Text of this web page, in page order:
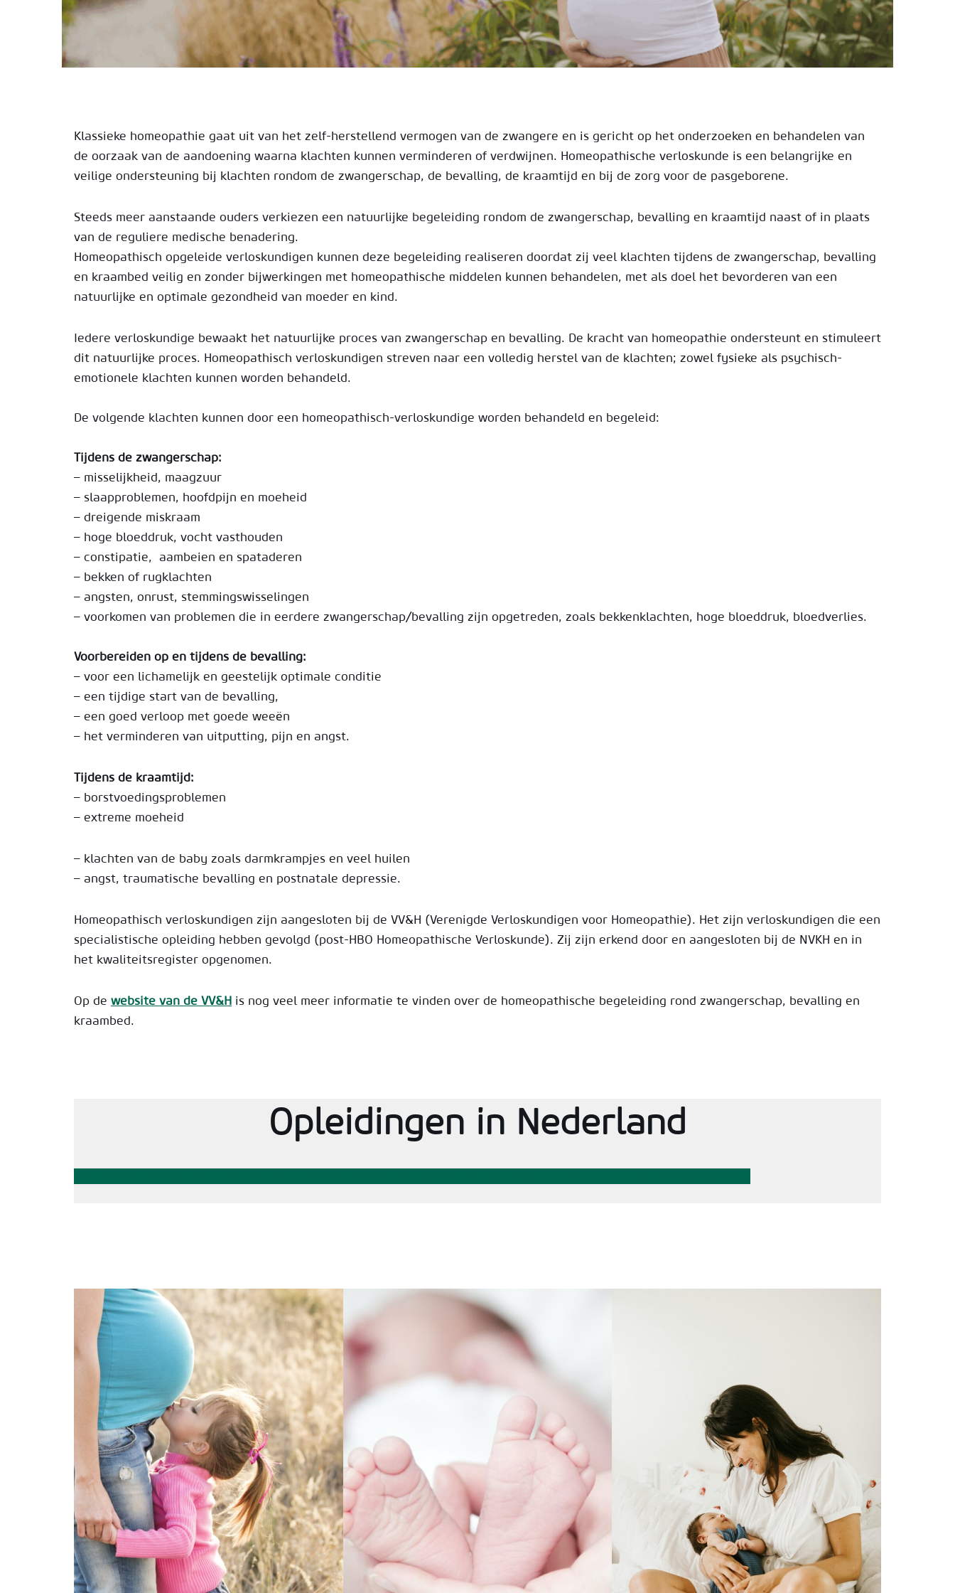
Klassieke homeopathie gaat uit van het zelf-herstellend vermogen van de zwangere en is gericht op het onderzoeken en behandelen van
de oorzaak van de aandoening waarna klachten kunnen verminderen of verdwijnen. Homeopathische verloskunde is een belangrijke en
veilige ondersteuning bij klachten rondom de zwangerschap, de bevalling, de kraamtijd en bij de zorg voor de pasgeborene.
Steeds meer aanstaande ouders verkiezen een natuurlijke begeleiding rondom de zwangerschap, bevalling en kraamtijd naast of in plaats
van de reguliere medische benadering.
Homeopathisch opgeleide verloskundigen kunnen deze begeleiding realiseren doordat zij veel klachten tijdens de zwangerschap, bevalling
en kraambed veilig en zonder bijwerkingen met homeopathische middelen kunnen behandelen, met als doel het bevorderen van een
natuurlijke en optimale gezondheid van moeder en kind.
Iedere verloskundige bewaakt het natuurlijke proces van zwangerschap en bevalling. De kracht van homeopathie ondersteunt en stimuleert
dit natuurlijke proces. Homeopathisch verloskundigen streven naar een volledig herstel van de klachten; zowel fysieke als psychisch-
emotionele klachten kunnen worden behandeld.
De volgende klachten kunnen door een homeopathisch-verloskundige worden behandeld en begeleid:
Tijdens de zwangerschap:
– misselijkheid, maagzuur
– slaapproblemen, hoofdpijn en moeheid
– dreigende miskraam
– hoge bloeddruk, vocht vasthouden
– constipatie, aambeien en spataderen
– bekken of rugklachten
– angsten, onrust, stemmingswisselingen
– voorkomen van problemen die in eerdere zwangerschap/bevalling zijn opgetreden, zoals bekkenklachten, hoge bloeddruk, bloedverlies.
Voorbereiden op en tijdens de bevalling:
– voor een lichamelijk en geestelijk optimale conditie
– een tijdige start van de bevalling,
– een goed verloop met goede weeën
– het verminderen van uitputting, pijn en angst.
Tijdens de kraamtijd:
– borstvoedingsproblemen
– extreme moeheid
– klachten van de baby zoals darmkrampjes en veel huilen
– angst, traumatische bevalling en postnatale depressie.
Homeopathisch verloskundigen zijn aangesloten bij de VV&H (Verenigde Verloskundigen voor Homeopathie). Het zijn verloskundigen die een
specialistische opleiding hebben gevolgd (post-HBO Homeopathische Verloskunde). Zij zijn erkend door en aangesloten bij de NVKH en in
het kwaliteitsregister opgenomen.
Op de website van de VV&H is nog veel meer informatie te vinden over de homeopathische begeleiding rond zwangerschap, bevalling en
kraambed.
Opleidingen in Nederland